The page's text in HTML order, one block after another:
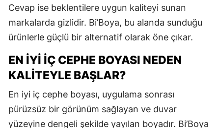
Cevap ise beklentilere uygun kaliteyi sunan
markalarda gizlidir. Bi’Boya, bu alanda sunduğu
ürünlerle güçlü bir alternatif olarak öne çıkar.
EN İYI İÇ CEPHE BOYASI NEDEN
KALITEYLE BAŞLAR?
En iyi iç cephe boyası, uygulama sonrası
pürüzsüz bir görünüm sağlayan ve duvar
yüzeyine dengeli şekilde yayılan boyadır. Bi’Boya